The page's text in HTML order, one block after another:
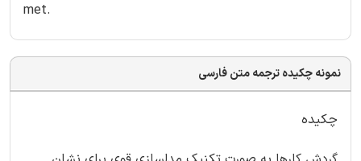
met.
نمونه چکیده ترجمه متن فارسی
چکیده